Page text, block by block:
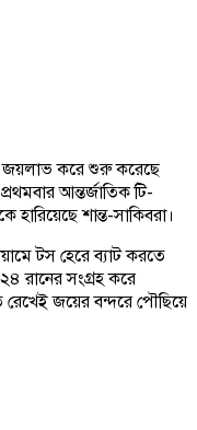
জয়লাভ করে শুরু করেছে
আন্তর্জাতিক টি-
হারিয়েছে শান্ত-সাকিবরা।
টস হেরে ব্যাট করতে
রানের সংগ্রহ করে
জয়ের বন্দরে পৌছিয়ে